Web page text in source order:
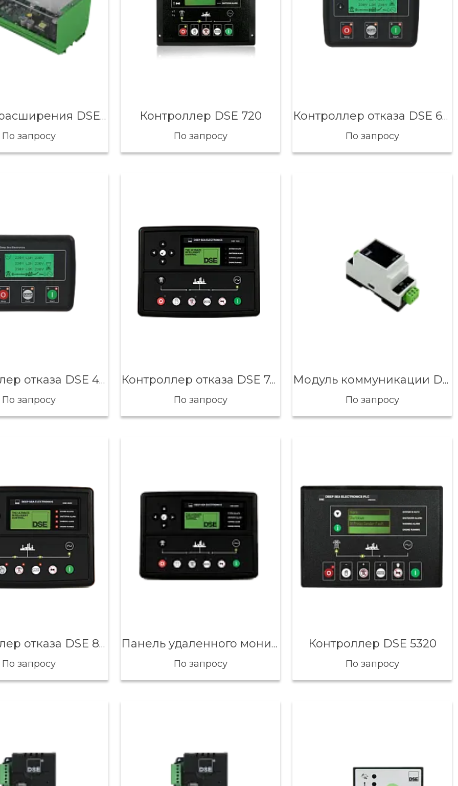
Модуль расширения DSE 123
По запросу
Контроллер DSE 720
По запросу
Контроллер отказа DSE 6020
По запросу
Контроллер отказа DSE 4520
По запросу
Контроллер отказа DSE 7420
По запросу
Модуль коммуникации DSE 865
По запросу
Контроллер отказа DSE 8620
По запросу
Панель удаленного мониторинга DSE 2520
По запросу
Контроллер DSE 5320
По запросу